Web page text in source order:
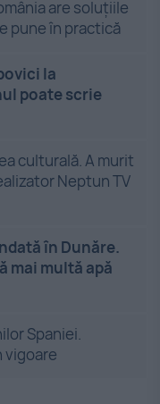
are soluțiile
pune în practică
la
poate scrie
culturală. A murit
Neptun TV
în Dunăre.
mai multă apă
Spaniei.
vigoare